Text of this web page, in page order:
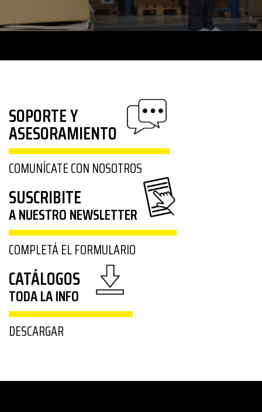
SOPORTE Y
ASESORAMIENTO
COMUNÍCATE CON NOSOTROS
SUSCRIBITE
A NUESTRO NEWSLETTER
COMPLETÁ EL FORMULARIO
CATÁLOGOS
TODA LA INFO
DESCARGAR